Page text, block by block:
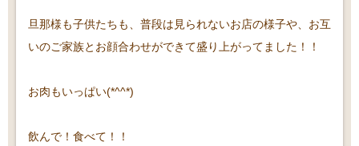
旦那様も子供たちも、普段は見られないお店の様子や、お互
いのご家族とお顔合わせができて盛り上がってました！！
お肉もいっぱい(*^^*)
飲んで！食べて！！